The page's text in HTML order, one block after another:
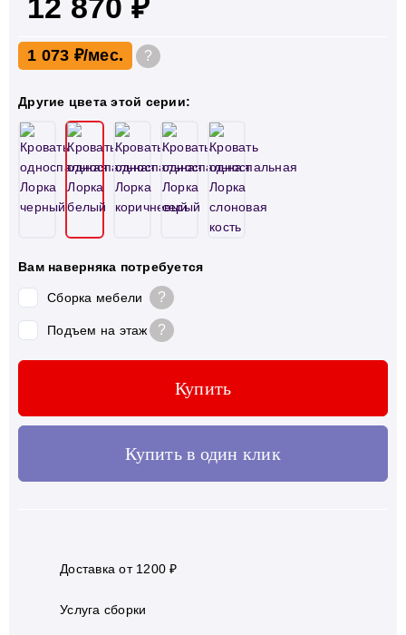
12 870 ₽
1 073 ₽ ?
Другие цвета этой серии:
Вам наверняка потребуется
Сборка мебели ?
Подъем на этаж ?
Купить
Купить в один клик
Доставка от 1200 ₽
Услуга сборки